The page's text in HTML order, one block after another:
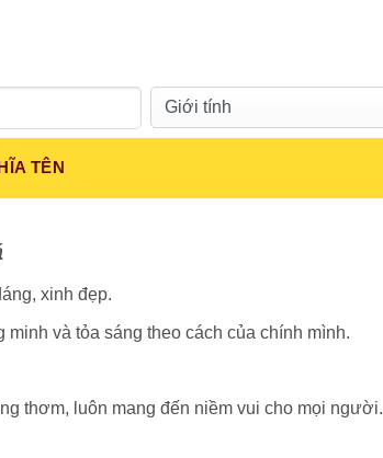
TÊN
xinh đẹp.
và tỏa sáng theo cách của chính mình.
thơm, luôn mang đến niềm vui cho mọi người.